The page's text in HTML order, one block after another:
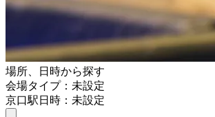
場所、日時から探す
会場タイプ：未設定
京口駅日時：未設定